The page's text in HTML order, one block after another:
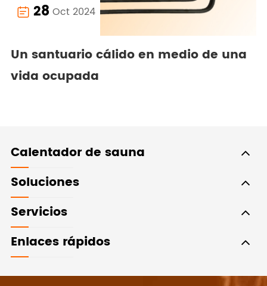
 28 Oct 2024
Un santuario cálido en medio de una
vida ocupada
Calentador de sauna
Soluciones
Servicios
Enlaces rápidos